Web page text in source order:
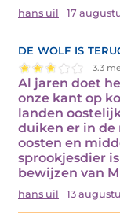
hans uil 17
de wolf is
3.3
Al jaren doet
onze kant op
landen
duiken er in de
oosten en
sprookjesdier
bewijzen van
hans uil 13